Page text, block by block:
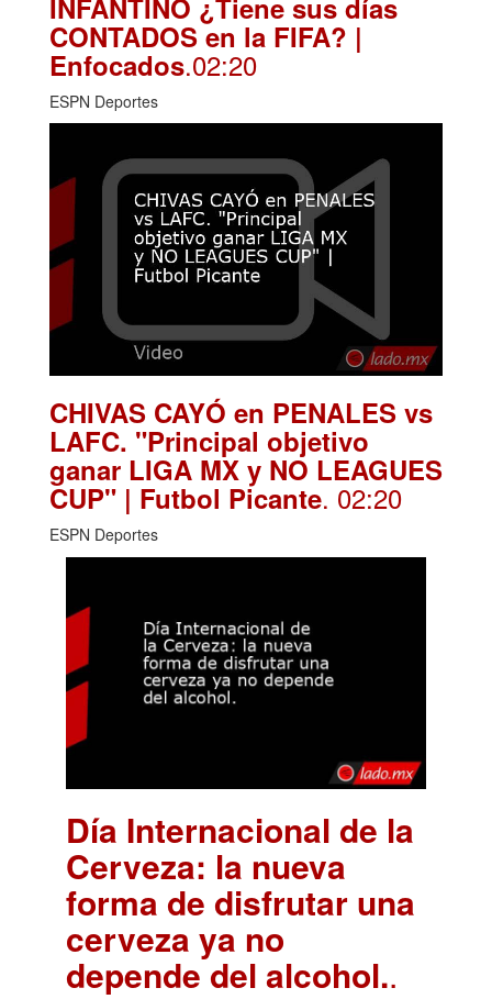
CONTADOS en la FIFA? |
Enfocados.02:20
ESPN Deportes
CHIVAS CAYÓ en PENALES vs
LAFC. "Principal objetivo
ganar LIGA MX y NO LEAGUES
CUP" | Futbol Picante. 02:20
ESPN Deportes
Día Internacional de la
Cerveza: la nueva
forma de disfrutar una
cerveza ya no
depende del alcohol..